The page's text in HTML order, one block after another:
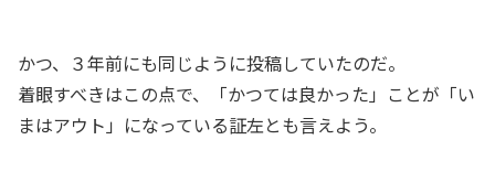
かつ、３年前にも同じように投稿していたのだ。
着眼すべきはこの点で、「かつては良かった」ことが「い
まはアウト」になっている証左とも言えよう。